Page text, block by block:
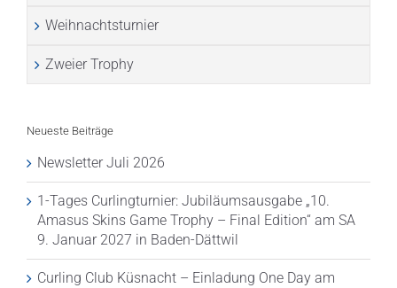
Weihnachtsturnier
Zweier Trophy
Neueste Beiträge
Newsletter Juli 2026
1-Tages Curlingturnier: Jubiläumsausgabe „10.
Amasus Skins Game Trophy – Final Edition“ am SA
9. Januar 2027 in Baden-Dättwil
Curling Club Küsnacht – Einladung One Day am